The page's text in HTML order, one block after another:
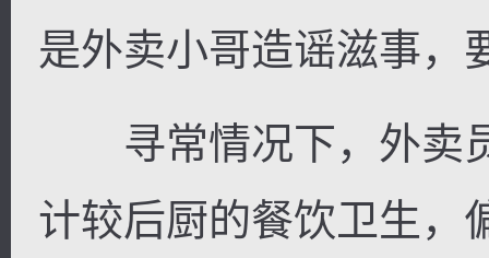
是外卖小哥造谣滋事，
寻常情况下，外卖
计较后厨的餐饮卫生，